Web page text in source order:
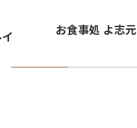
お食事処 よ志元